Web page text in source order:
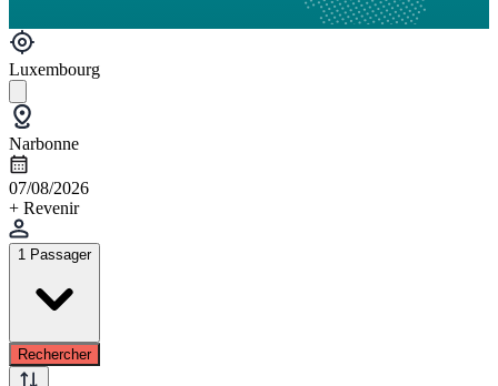
Luxembourg
Narbonne
07/08/2026
+ Revenir
1 Passager
Rechercher